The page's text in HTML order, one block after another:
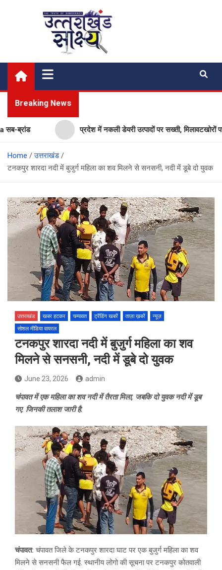
Uttarakhand Shakshya
My News Portal
Breaking News
प्रदेश में नकली डेयरी उत्पादों पर सख्ती, मिलावटखोरों पर
Home
उत्तराखंड
टनकपुर शारदा नदी में बुजुर्ग महिला का शव मिलने से सनसनी, नदी में डूबे दो युवक
उत्तराखंड खबर हटकर चम्पावत ट्रेंडिंग खबरें ताज़ा ख़बरें
न्यूज़
सोशल मीडिया वायरल
टनकपुर शारदा नदी में बुजुर्ग महिला का शव
मिलने से सनसनी, नदी में डूबे दो युवक
June 23, 2026 admin
चंपावत में एक महिला का शव नदी में तैरता मिला, जबकि दो युवक नदी में डूब
गए. जिनकी तलाश जारी है.
चंपावत: चंपावत जिले के टनकपुर शारदा घाट पर एक बुजुर्ग महिला का शव
मिलने से सनसनी फैल गई. स्थानीय लोगो की सूचना पर टनकपुर कोतवाली